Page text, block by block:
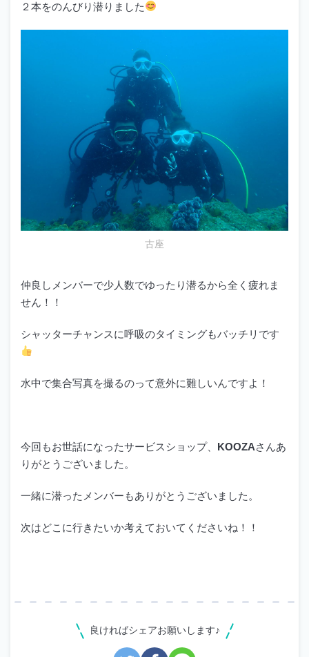
２本をのんびり潜りました
古座
仲良しメンバーで少人数でゆったり潜るから全く疲れま
せん！！
シャッターチャンスに呼吸のタイミングもバッチリです
水中で集合写真を撮るのって意外に難しいんですよ！
今回もお世話になったサービスショップ、 KOOZAさんあ
りがとうございました。
一緒に潜ったメンバーもありがとうございました。
次はどこに行きたいか考えておいてくださいね！！
良ければシェアお願いします♪